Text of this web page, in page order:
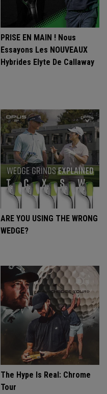
PRISE EN MAIN ! Nous
Essayons Les NOUVEAUX
Hybrides Elyte De Callaway
ARE YOU USING THE WRONG
WEDGE?
The Hype Is Real: Chrome
Tour